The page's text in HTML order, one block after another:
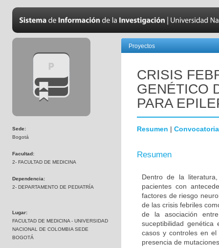
Sede:
Bogotá
Facultad:
2- FACULTAD DE MEDICINA
Dependencia:
2- DEPARTAMENTO DE PEDIATRÍA
Lugar:
FACULTAD DE MEDICINA - UNIVERSIDAD
NACIONAL DE COLOMBIA SEDE
BOGOTÁ
Proyectos
CRISIS
GENÉTICO
PARA
Resumen | Convocatoria
Resumen
Dentro de la
pacientes con
factores de riesgo
de las crisis febriles
de la asociación
suceptibilidad
casos y controles en
presencia de